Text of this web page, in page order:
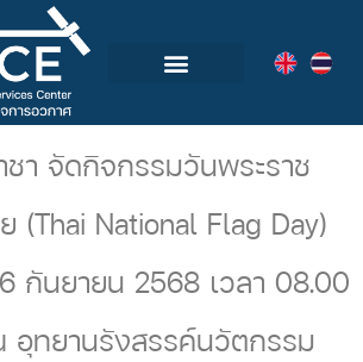
ชา จัดกิจกรรมวันพระราช
(Thai National Flag Day)
กันยายน 2568 เวลา 08.00
อุทยานรังสรรค์นวัตกรรม